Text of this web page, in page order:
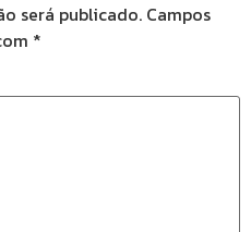
será publicado. Campos
*